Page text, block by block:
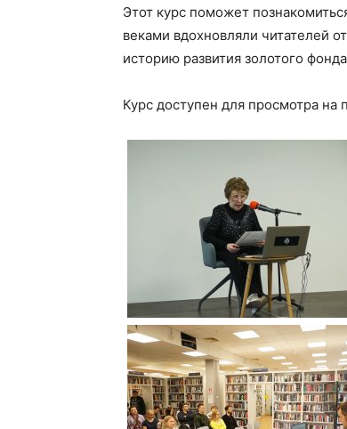
Этот курс поможет
веками вдохновляли читателей
историю развития золотого
Курс доступен для просмотра на